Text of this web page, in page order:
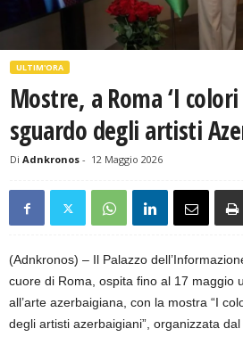
ULTIM'ORA
Mostre, a Roma ‘I
sguardo degli artisti
Di Adnkronos - 12 Maggio 2026
(Adnkronos) – Il Palazzo
cuore di Roma, ospita fino al 17 maggio
all’arte azerbaigiana, con la mostra “I
degli artisti azerbaigiani”, organizzata